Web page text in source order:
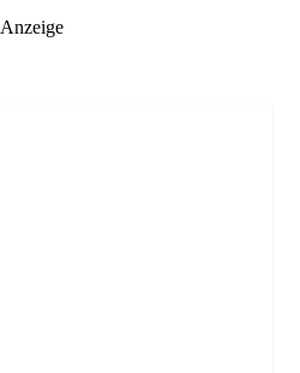
Anzeige